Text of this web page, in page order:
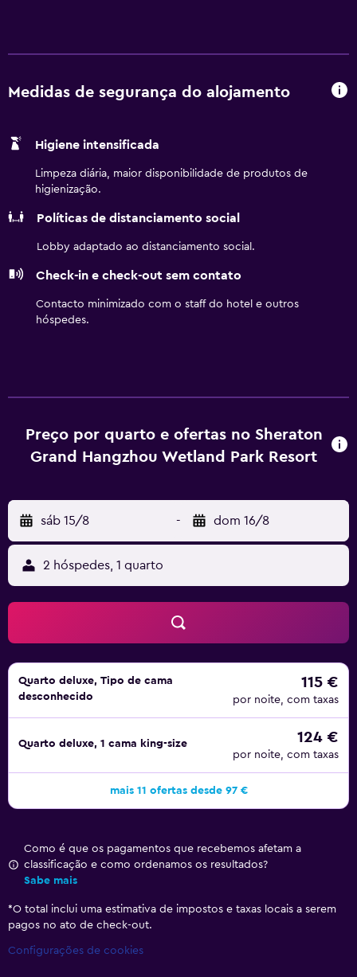
Medidas de segurança do alojamento
Higiene intensificada
Limpeza diária, maior disponibilidade de produtos de
higienização.
Políticas de distanciamento social
Lobby adaptado ao distanciamento social.
Check-in e check-out sem contato
Contacto minimizado com o staff do hotel e outros
hóspedes.
Preço por quarto e ofertas no Sheraton
Grand Hangzhou Wetland Park Resort
sáb 15/8 - dom 16/8
2 hóspedes, 1 quarto
Quarto deluxe, Tipo de cama
desconhecido
115 €
por noite, com taxas
Quarto deluxe, 1 cama king-size 124 €
por noite, com taxas
mais 11 ofertas desde 97 €
Como é que os pagamentos que recebemos afetam a
classificação e como ordenamos os resultados?
Sabe mais
*O total inclui uma estimativa de impostos e taxas locais a serem
pagos no ato de check-out.
Configurações de cookies